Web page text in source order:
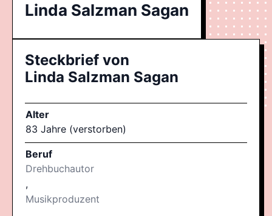
Linda Salzman Sagan
Steckbrief von
Linda Salzman Sagan
Alter
83 Jahre (verstorben)
Beruf
Drehbuchautor
,
Musikproduzent